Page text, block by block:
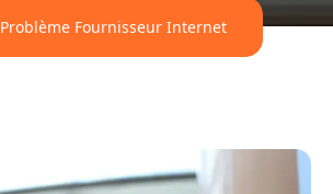
Problème Fournisseur Internet